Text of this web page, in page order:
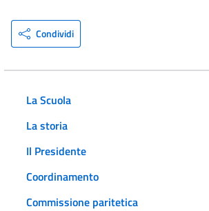
Condividi
La Scuola
La storia
Il Presidente
Coordinamento
Commissione paritetica